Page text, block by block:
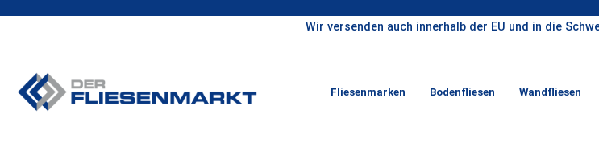
Wir versenden auch innerhalb der EU und in die
Fliesenmarken Bodenfliesen Wandfliesen